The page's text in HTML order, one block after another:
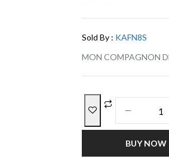
Sold By : KAFN8S
MON COMPAGNON
BUY NOW